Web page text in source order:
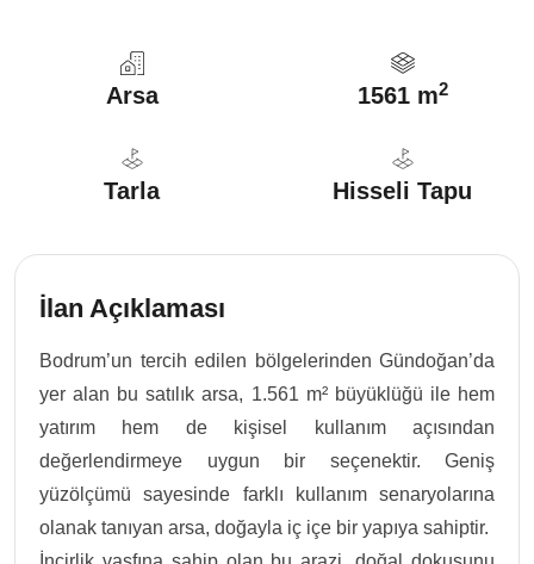
Arsa 1561 m2
Tarla Hisseli Tapu
İlan Açıklaması
Bodrum’un tercih edilen bölgelerinden Gündoğan’da
yer alan bu satılık arsa, 1.561 m² büyüklüğü ile hem
yatırım hem de kişisel kullanım açısından
değerlendirmeye uygun bir seçenektir. Geniş
yüzölçümü sayesinde farklı kullanım senaryolarına
olanak tanıyan arsa, doğayla iç içe bir yapıya sahiptir.